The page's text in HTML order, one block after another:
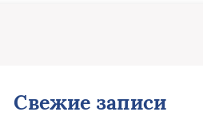
Свежие записи